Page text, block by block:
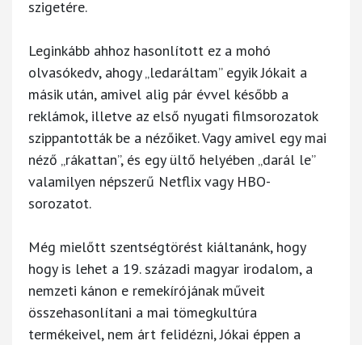
szigetére.
Leginkább ahhoz hasonlított ez a mohó
olvasókedv, ahogy „ledaráltam” egyik Jókait a
másik után, amivel alig pár évvel később a
reklámok, illetve az első nyugati filmsorozatok
szippantották be a nézőiket. Vagy amivel egy mai
néző „rákattan”, és egy ültő helyében „darál le”
valamilyen népszerű Netflix vagy HBO-
sorozatot.
Még mielőtt szentségtörést kiáltanánk, hogy
hogy is lehet a 19. századi magyar irodalom, a
nemzeti kánon e remekírójának műveit
összehasonlítani a mai tömegkultúra
termékeivel, nem árt felidézni, Jókai éppen a